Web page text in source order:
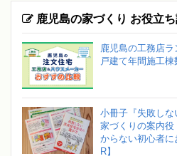
鹿児島の家づくり お役立
鹿児島の工務店
戸建て年間施工棟
小冊子『失敗し
家づくりの案内
からない初心者
R】